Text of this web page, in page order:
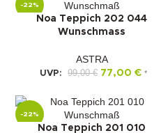
-22%
Noa Teppich 202 044
Wunschmass
ASTRA
UVP: 99,00€ 77,00 € *
-22%
Noa Teppich 201 010